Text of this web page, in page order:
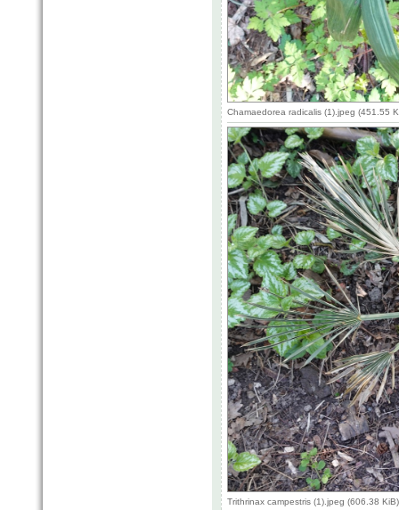
Chamaedorea radicalis (1).jpeg (451.55
Trithrinax campestris (1).jpeg (606.38